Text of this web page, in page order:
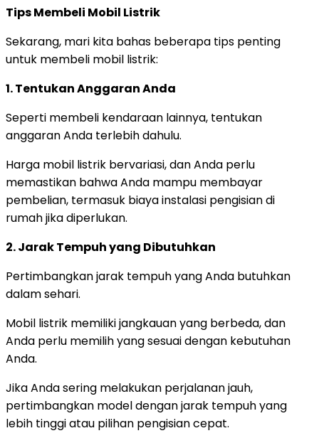
Tips Membeli Mobil Listrik
Sekarang, mari kita bahas beberapa tips penting
untuk membeli mobil listrik:
1. Tentukan Anggaran Anda
Seperti membeli kendaraan lainnya, tentukan
anggaran Anda terlebih dahulu.
Harga mobil listrik bervariasi, dan Anda perlu
memastikan bahwa Anda mampu membayar
pembelian, termasuk biaya instalasi pengisian di
rumah jika diperlukan.
2. Jarak Tempuh yang Dibutuhkan
Pertimbangkan jarak tempuh yang Anda butuhkan
dalam sehari.
Mobil listrik memiliki jangkauan yang berbeda, dan
Anda perlu memilih yang sesuai dengan kebutuhan
Anda.
Jika Anda sering melakukan perjalanan jauh,
pertimbangkan model dengan jarak tempuh yang
lebih tinggi atau pilihan pengisian cepat.